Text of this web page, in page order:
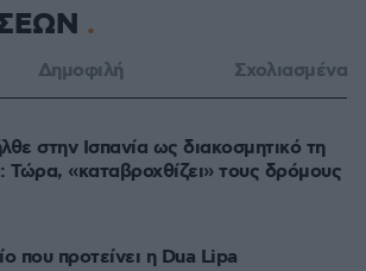
Δημοφιλή Σχολιασμένα
στην Ισπανία ως διακοσμητικό τη
Τώρα, «καταβροχθίζει» τους δρόμους
που προτείνει η Dua Lipa